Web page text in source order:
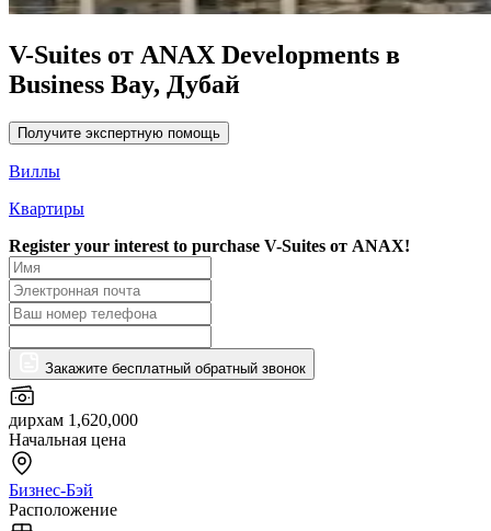
V-Suites от ANAX Developments в
Business Bay, Дубай
Получите экспертную помощь
Виллы
Квартиры
Register your interest to purchase V-Suites от ANAX!
Закажите бесплатный обратный звонок
дирхам 1,620,000
Начальная цена
Бизнес-Бэй
Расположение